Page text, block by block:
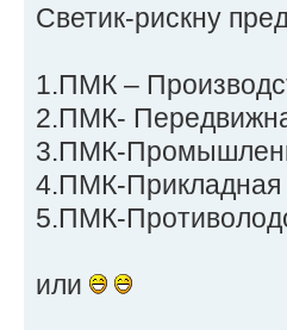
Светик-рискну
1.ПМК –
2.ПМК-
3.ПМК-
4.ПМК-Прикладная
5.ПМК-
или